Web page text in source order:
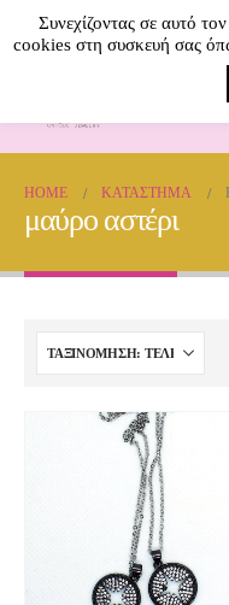
HOME ΚΑΤΆΣΤΗΜΑ
μαύρο αστέρι
Συνεχίζοντας σε αυτό
cookies στη συσκευή σας